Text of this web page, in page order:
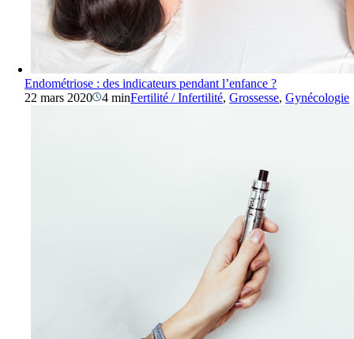
Endométriose : des indicateurs pendant l’enfance ?
22 mars 2020
4 minFertilité / Infertilité,Grossesse,Gynécologie